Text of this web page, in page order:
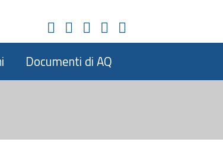
Documenti di AQ